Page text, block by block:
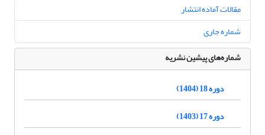
مقالات آماده انتشار
شماره جاری
شماره‌های پیشین نشریه
دوره 18 (1404)
دوره 17 (1403)